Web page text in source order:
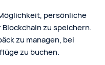
persönliche
zu speichern.
zu managen, bei
zu buchen.